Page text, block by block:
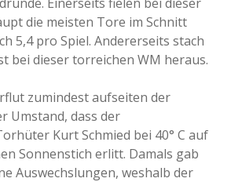
die meisten Tore im Schnitt
5,4 pro Spiel. Andererseits stach
bei dieser torreichen WM heraus.
zumindest aufseiten der
Umstand, dass der
Kurt Schmied bei 40° C auf
Sonnenstich erlitt. Damals gab
Auswechslungen, weshalb der